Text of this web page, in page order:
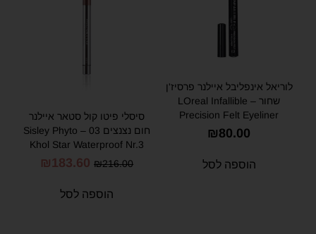
לוריאל אינפליבל איילנר פרסיז'ן
שחור – LOreal Infallible
Precision Felt Eyeliner
0.88ml 01 Black
₪80.00
הוספה לסל
סיסלי פיטו קול סטאר איילנר
חום נצנצים 03 – Sisley Phyto
Khol Star Waterproof Nr.3
Sparkling Brown
₪216.00
₪183.60
הוספה לסל